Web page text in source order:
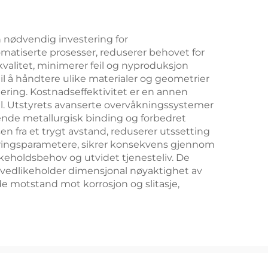
nødvendig investering for
prosesser, reduserer behovet for
minimerer feil og nyproduksjon
å håndtere ulike materialer og geometrier
Kostnadseffektivitet er en annen
Utstyrets avanserte overvåkningssystemer
metallurgisk binding og forbedret
fra et trygt avstand, reduserer utssetting
sikrer konsekvens gjennom
og utvidet tjenesteliv. De
dimensjonal nøyaktighet av
motstand mot korrosjon og slitasje,